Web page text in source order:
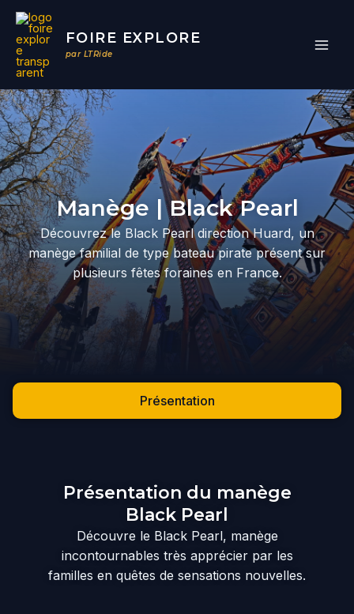
Aller
contenu
FOIRE EXPLORE
par LTRide
Par/07/04/2026
Manège | Black Pearl
Découvrez le Black Pearl direction Huard, un
manège familial de type bateau pirate présent sur
plusieurs fêtes foraines en France.
Présentation
Présentation du manège
Black Pearl
Découvre le Black Pearl, manège
incontournables très apprécier par les
familles en quêtes de sensations nouvelles.